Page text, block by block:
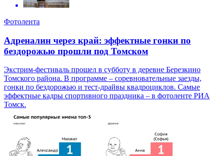
Фотолента
Адреналин через край: эффектные гонки по
бездорожью прошли под Томском
Экстрим-фестиваль прошел в субботу в деревне Березкино
Томского района. В программе – соревновательные заезды,
гонки по бездорожью и тест-драйвы квадроциклов. Самые
эффектные кадры спортивного праздника – в фотоленте РИА
Томск.